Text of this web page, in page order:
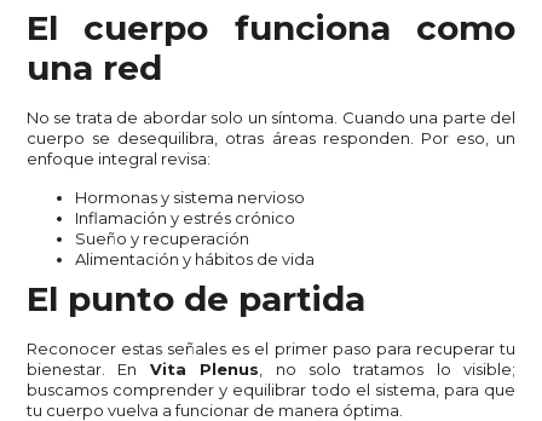
El cuerpo funciona como
una red
No se trata de abordar solo un síntoma. Cuando una parte del
cuerpo se desequilibra, otras áreas responden. Por eso, un
enfoque integral revisa:
Hormonas y sistema nervioso
Inflamación y estrés crónico
Sueño y recuperación
Alimentación y hábitos de vida
El punto de partida
Reconocer estas señales es el primer paso para recuperar tu
bienestar. En Vita Plenus , no solo tratamos lo visible;
buscamos comprender y equilibrar todo el sistema, para que
tu cuerpo vuelva a funcionar de manera óptima.